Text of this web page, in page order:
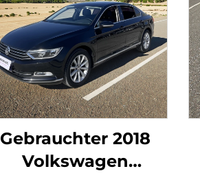
Gebrauchter 2018
Volkswagen